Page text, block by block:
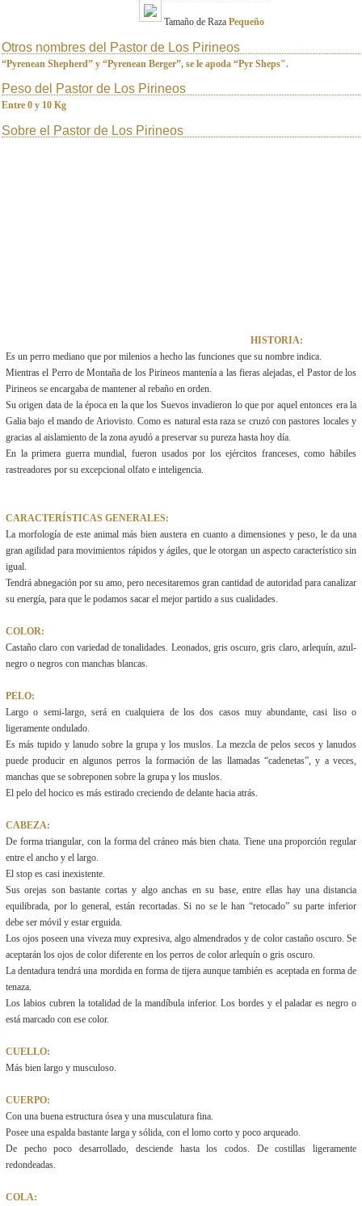
Tamaño de Raza Pequeño
Otros nombres del Pastor de Los Pirineos
“Pyrenean Shepherd” y “Pyrenean Berger”, se le apoda “Pyr Sheps".
Peso del Pastor de Los Pirineos
Entre 0 y 10 Kg
Sobre el Pastor de Los Pirineos
HISTORIA:
Es un perro mediano que por milenios a hecho las funciones que su nombre indica.
Mientras el Perro de Montaña de los Pirineos mantenía a las fieras alejadas, el Pastor de los
Pirineos se encargaba de mantener al rebaño en orden.
Su origen data de la época en la que los Suevos invadieron lo que por aquel entonces era la
Galia bajo el mando de Ariovisto. Como es natural esta raza se cruzó con pastores locales y
gracias al aislamiento de la zona ayudó a preservar su pureza hasta hoy día.
En la primera guerra mundial, fueron usados por los ejércitos franceses, como hábiles
rastreadores por su excepcional olfato e inteligencia.
CARACTERÍSTICAS GENERALES:
La morfología de este animal más bien austera en cuanto a dimensiones y peso, le da una
gran agilidad para movimientos rápidos y ágiles, que le otorgan un aspecto característico sin
igual.
Tendrá abnegación por su amo, pero necesitaremos gran cantidad de autoridad para canalizar
su energía, para que le podamos sacar el mejor partido a sus cualidades.
COLOR:
Castaño claro con variedad de tonalidades. Leonados, gris oscuro, gris claro, arlequín, azul-
negro o negros con manchas blancas.
PELO:
Largo o semi-largo, será en cualquiera de los dos casos muy abundante, casi liso o
ligeramente ondulado.
Es más tupido y lanudo sobre la grupa y los muslos. La mezcla de pelos secos y lanudos
puede producir en algunos perros la formación de las llamadas “cadenetas”, y a veces,
manchas que se sobreponen sobre la grupa y los muslos.
El pelo del hocico es más estirado creciendo de delante hacia atrás.
CABEZA:
De forma triangular, con la forma del cráneo más bien chata. Tiene una proporción regular
entre el ancho y el largo.
El stop es casi inexistente.
Sus orejas son bastante cortas y algo anchas en su base, entre ellas hay una distancia
equilibrada, por lo general, están recortadas. Si no se le han “retocado” su parte inferior
debe ser móvil y estar erguida.
Los ojos poseen una viveza muy expresiva, algo almendrados y de color castaño oscuro. Se
aceptarán los ojos de color diferente en los perros de color arlequín o gris oscuro.
La dentadura tendrá una mordida en forma de tijera aunque también es aceptada en forma de
tenaza.
Los labios cubren la totalidad de la mandíbula inferior. Los bordes y el paladar es negro o
está marcado con ese color.
CUELLO:
Más bien largo y musculoso.
CUERPO:
Con una buena estructura ósea y una musculatura fina.
Posee una espalda bastante larga y sólida, con el lomo corto y poco arqueado.
De pecho poco desarrollado, desciende hasta los codos. De costillas ligeramente
redondeadas.
COLA: